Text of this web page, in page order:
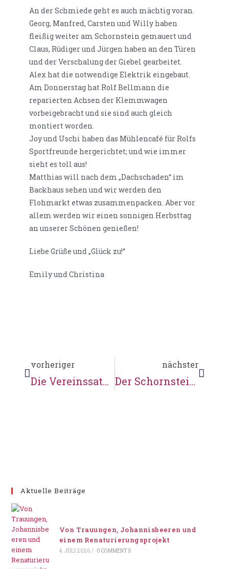
An der Schmiede geht es auch mächtig voran.
Georg, Manfred, Carsten und Willy haben
fleißig weiter am Schornstein gemauert und
Claus, Rüdiger und Jürgen haben an den Türen
und der Verschalung der Giebel gearbeitet.
Alex hat die notwendige Elektrik eingebaut.
Am Donnerstag hat Rolf Bellmann die
reparierten Achsen der Klemmwagen
vorbeigebracht und sie sind auch gleich
montiert worden.
Joy und Uschi haben das Mühlencafé für Rolfs
Sportfreunde hergerichtet; und wie immer
sieht es toll aus!
Matthias will nach dem „Dachschaden“ im
Backhaus sehen und wir werden den
Flohmarkt etwas zusammenpacken. Aber vor
allem werden wir einen sonnigen Herbsttag
an unserer Schönen genießen!
Liebe Grüße und „Glück zu!“
Emily und Christina
vorheriger
Die Vereinssatzung
nächster
Der Schornstein der Schmiede wird höher und höher …
Aktuelle Beiträge
Von Trauungen, Johannisbeeren und
einem Renaturierungsprojekt
4. JULI 2026 / 0 COMMENTS